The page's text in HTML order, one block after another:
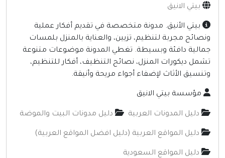
الأسرة والترفيه
مواقع طبيه
منتديات
بيتي الانيق
بيتي الأنيق. مدونة متخصصة في تقديم أفكار عملية
مجربة لتنظيم، تزيين، والعناية بالمنزل بلمسات
دافئة وبسيطة. تغطي المدونة موضوعات متنوعة
ديكورات المنزل، نصائح التنظيف، أفكار للتنظيم،
الأثاث لإضفاء أجواء مريحة وأنيقة.
مؤسسة بيتي الانيق
دليل المدونات العربية دليل مدونات البيت والموضة
دليل المواقع العربية (دليل افضل المواقع العربية)
دليل المواقع السعودية